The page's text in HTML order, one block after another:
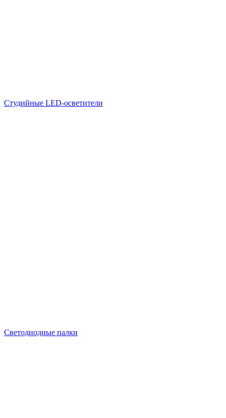
Студийные LED-осветители
Светодиодные палки